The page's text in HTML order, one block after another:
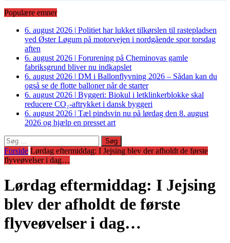
Populære emner
6. august 2026 | Politiet har lukket tilkørslen til rastepladsen
ved Øster Løgum på motorvejen i nordgående spor torsdag
aften
6. august 2026 | Forurening på Cheminovas gamle
fabriksgrund bliver nu indkapslet
6. august 2026 | DM i Ballonflyvning 2026 – Sådan kan du
også se de flotte balloner når de starter
6. august 2026 | Byggeri: Biokul i letklinkerblokke skal
reducere CO₂-aftrykket i dansk byggeri
6. august 2026 | Tæl pindsvin nu på lørdag den 8. august
2026 og hjælp en presset art
Søg
efter:
Forside Lørdag eftermiddag: I Jejsing blev der afholdt de første
flyveøvelser i dag…
Lørdag eftermiddag: I Jejsing
blev der afholdt de første
flyveøvelser i dag…